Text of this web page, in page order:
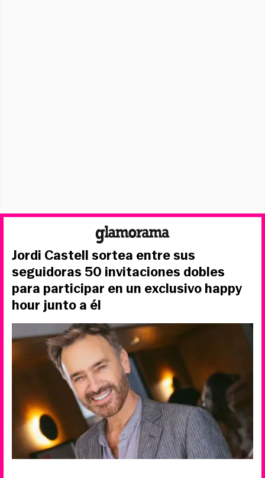
Jordi Castell sortea entre sus
seguidoras 50 invitaciones dobles
para participar en un exclusivo happy
hour junto a él